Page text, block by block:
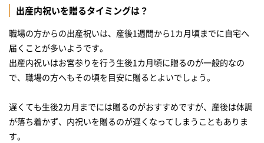
出産内祝いを贈るタイミングは？
職場の方からの出産祝いは、産後1週間から1カ月頃までに自宅へ
届くことが多いようです。
出産内祝いはお宮参りを行う生後1カ月頃に贈るのが一般的なの
で、職場の方へもその頃を目安に贈るとよいでしょう。
遅くても生後2カ月までには贈るのがおすすめですが、産後は体調
が落ち着かず、内祝いを贈るのが遅くなってしまうこともありま
す。